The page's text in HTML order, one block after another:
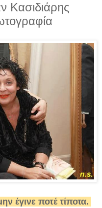
έγινε ποτέ τίποτα.